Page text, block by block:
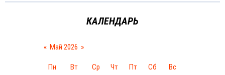
КАЛЕНДАРЬ
« Май 2026 »
Пн Вт Ср Чт Пт Сб Вс